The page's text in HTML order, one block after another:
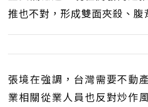
推也不對，形成雙面夾殺、腹
張境在強調，台灣需要不動
業相關從業人員也反對炒作